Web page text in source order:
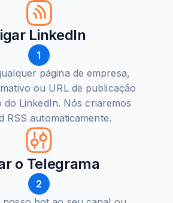
LinkedIn
1
página de empresa,
ou URL de publicação
do LinkedIn. Nós criaremos
RSS automaticamente.
o Telegrama
2